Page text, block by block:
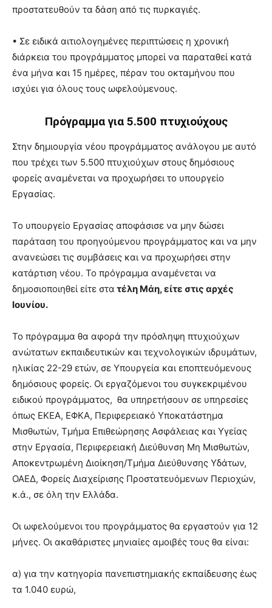
προστατευθούν τα δάση από τις πυρκαγιές.
• Σε ειδικά αιτιολογημένες περιπτώσεις η χρονική
διάρκεια του προγράμματος μπορεί να παραταθεί κατά
ένα μήνα και 15 ημέρες, πέραν του οκταμήνου που
ισχύει για όλους τους ωφελούμενους.
Πρόγραμμα για 5.500 πτυχιούχους
Στην δημιουργία νέου προγράμματος ανάλογου με αυτό
που τρέχει των 5.500 πτυχιούχων στους δημόσιους
φορείς αναμένεται να προχωρήσει το υπουργείο
Εργασίας.
Το υπουργείο Εργασίας αποφάσισε να μην δώσει
παράταση του προηγούμενου προγράμματος και να μην
ανανεώσει τις συμβάσεις και να προχωρήσει στην
κατάρτιση νέου. Το πρόγραμμα αναμένεται να
δημοσιοποιηθεί είτε στα τέλη Μάη, είτε στις αρχές
Ιουνίου.
Το πρόγραμμα θα αφορά την πρόσληψη πτυχιούχων
ανώτατων εκπαιδευτικών και τεχνολογικών ιδρυμάτων,
ηλικίας 22-29 ετών, σε Υπουργεία και εποπτευόμενους
δημόσιους φορείς. Οι εργαζόμενοι του συγκεκριμένου
ειδικού προγράμματος, θα υπηρετήσουν σε υπηρεσίες
όπως EKEA, ΕΦΚΑ, Περιφερειακό Υποκατάστημα
Μισθωτών, Τμήμα Επιθεώρησης Ασφάλειας και Υγείας
στην Εργασία, Περιφερειακή Διεύθυνση Μη Μισθωτών,
Αποκεντρωμένη Διοίκηση/Τμήμα Διεύθυνσης Υδάτων,
ΟΑΕΔ, Φορείς Διαχείρισης Προστατευόμενων Περιοχών,
κ.ά., σε όλη την Ελλάδα.
Οι ωφελούμενοι του προγράμματος θα εργαστούν για 12
μήνες. Οι ακαθάριστες μηνιαίες αμοιβές τους θα είναι:
α) για την κατηγορία πανεπιστημιακής εκπαίδευσης έως
τα 1.040 ευρώ,